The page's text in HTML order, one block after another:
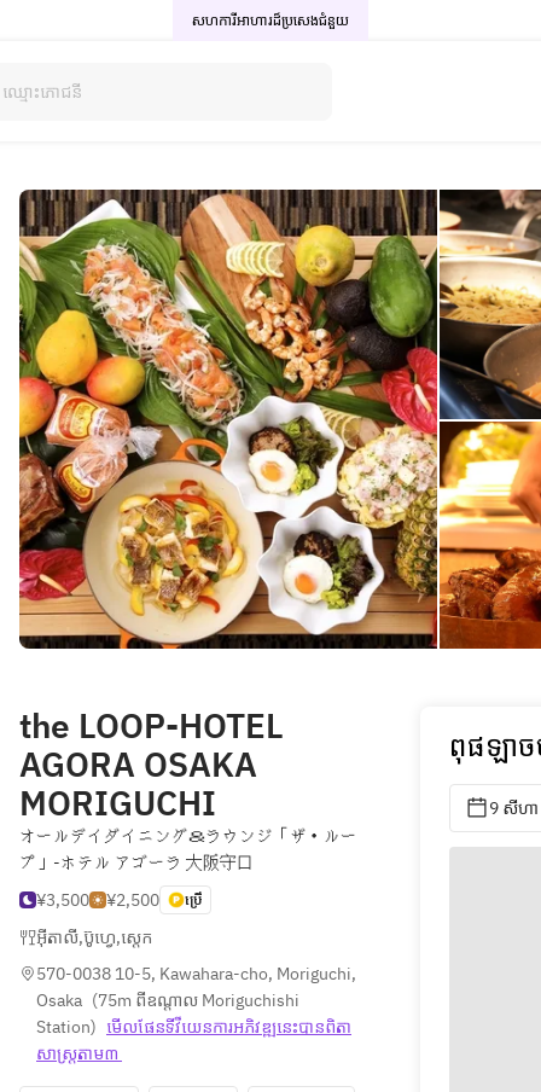
សហការីអាហារដ៏ប្រសេងជំនួយ
the LOOP-HOTEL
AGORA OSAKA
MORIGUCHI
オールデイダイニング＆ラウンジ「ザ・ルー
プ」-ホテル アゴーラ 大阪守口
¥3,500
¥2,500 ប្រើ
អ៊ីតាលី,ប៊ូហ្វេ,ស្តេក
570-0038 10-5, Kawahara-cho, Moriguchi,
Osaka (75m ពីឧណ្ដាល Moriguchishi
Station) មើលផែនទី​វីយេន​ការ​អភិវឌ្ឍ​នេះ​បាន​ពិតា​
សាស្រ្ត​តាម៣
ពុផឡាចច
9 សីហា